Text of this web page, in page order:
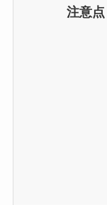
注意点